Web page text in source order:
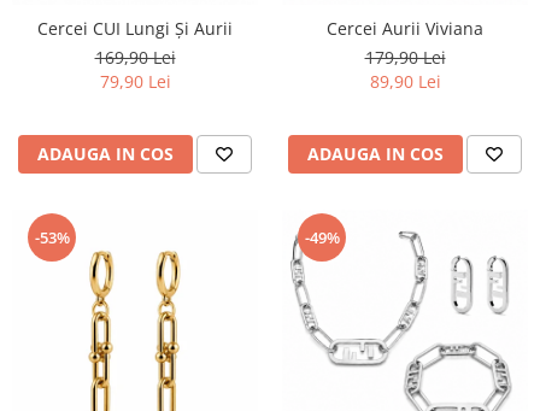
Cercei CUI Lungi Și Aurii
169,90 Lei
79,90 Lei
ADAUGA IN COS
Cercei Aurii Viviana
179,90 Lei
89,90 Lei
ADAUGA IN COS
-53% -49%